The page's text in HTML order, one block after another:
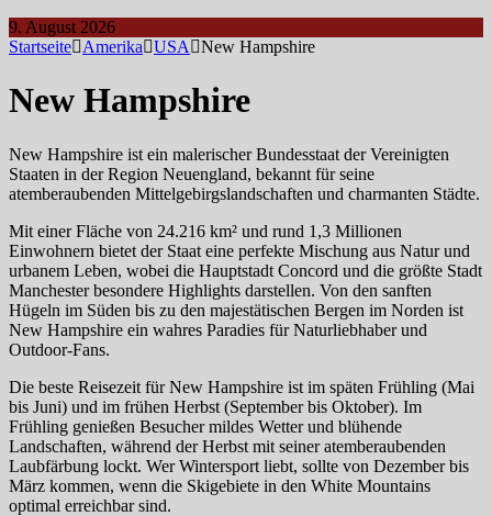
9. August 2026
Startseite
Amerika USA New Hampshire
New Hampshire
New Hampshire ist ein malerischer Bundesstaat der Vereinigten
Staaten in der Region Neuengland, bekannt für seine
atemberaubenden Mittelgebirgslandschaften und charmanten Städte.
Mit einer Fläche von 24.216 km² und rund 1,3 Millionen
Einwohnern bietet der Staat eine perfekte Mischung aus Natur und
urbanem Leben, wobei die Hauptstadt Concord und die größte Stadt
Manchester besondere Highlights darstellen. Von den sanften
Hügeln im Süden bis zu den majestätischen Bergen im Norden ist
New Hampshire ein wahres Paradies für Naturliebhaber und
Outdoor-Fans.
Die beste Reisezeit für New Hampshire ist im späten Frühling (Mai
bis Juni) und im frühen Herbst (September bis Oktober). Im
Frühling genießen Besucher mildes Wetter und blühende
Landschaften, während der Herbst mit seiner atemberaubenden
Laubfärbung lockt. Wer Wintersport liebt, sollte von Dezember bis
März kommen, wenn die Skigebiete in den White Mountains
optimal erreichbar sind.